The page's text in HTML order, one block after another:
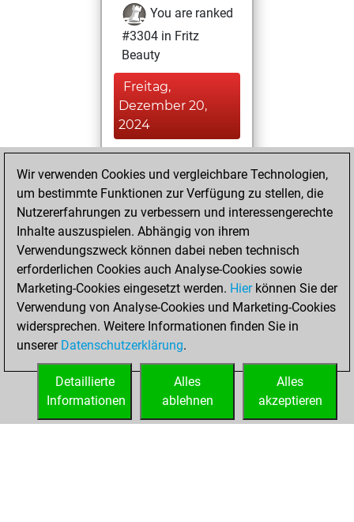
You are ranked
#3304 in Fritz
Beauty
Freitag,
Dezember 20,
2024
BeautyScore of 114
Fritz
achieved a new Elo
of 1498
Dienstag,
Dezember 17,
2024
You created
your Fritz account
Wir verwenden Cookies und vergleichbare Technologien,
um bestimmte Funktionen zur Verfügung zu stellen, die
Nutzererfahrungen zu verbessern und interessengerechte
Inhalte auszuspielen. Abhängig von ihrem
Verwendungszweck können dabei neben technisch
erforderlichen Cookies auch Analyse-Cookies sowie
Marketing-Cookies eingesetzt werden. Hierkönnen Sie der
Verwendung von Analyse-Cookies und Marketing-Cookies
widersprechen. Weitere Informationen finden Sie in
unserer Datenschutzerklärung.
Alles
akzeptieren
Alles
ablehnen
Detaillierte
Informationen